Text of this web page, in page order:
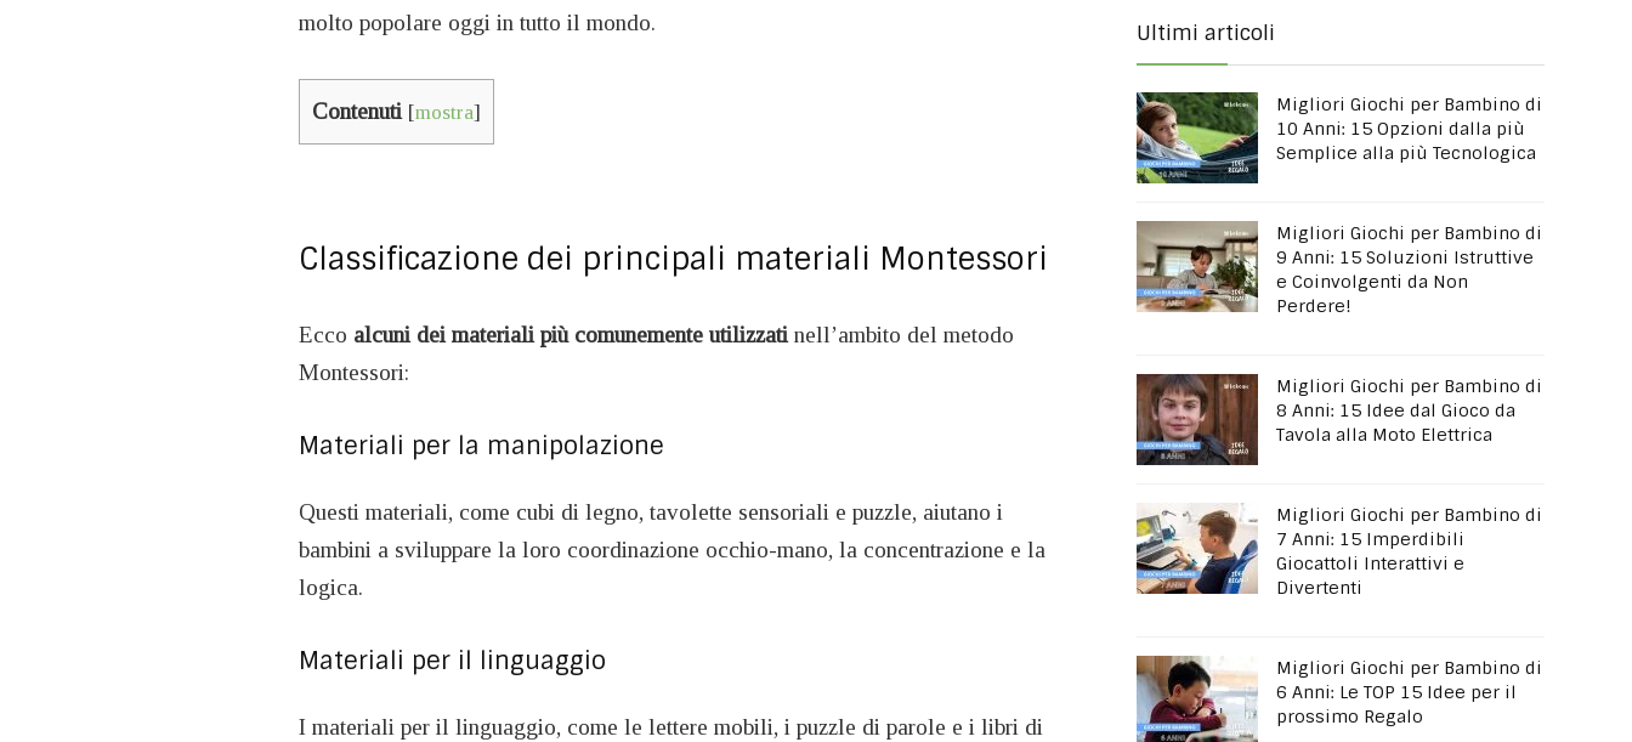
molto popolare oggi in tutto il mondo.
Contenuti [mostra]
Classificazione dei principali materiali Montessori
Ecco alcuni dei materiali più comunemente utilizzatinell’ambito del metodo
Montessori:
Materiali per la manipolazione
Questi materiali, come cubi di legno, tavolette sensoriali e puzzle, aiutano i
bambini a sviluppare la loro coordinazione occhio-mano, la concentrazione e la
logica.
Materiali per il linguaggio
I materiali per il linguaggio, come le lettere mobili, i puzzle di parole e i libri di
Ultimi articoli
Migliori Giochi per Bambino di
10 Anni: 15 Opzioni dalla più
Semplice alla più Tecnologica
Migliori Giochi per Bambino di
9 Anni: 15 Soluzioni Istruttive
e Coinvolgenti da Non
Perdere!
Migliori Giochi per Bambino di
8 Anni: 15 Idee dal Gioco da
Tavola alla Moto Elettrica
Migliori Giochi per Bambino di
7 Anni: 15 Imperdibili
Giocattoli Interattivi e
Divertenti
Migliori Giochi per Bambino di
6 Anni: Le TOP 15 Idee per il
prossimo Regalo